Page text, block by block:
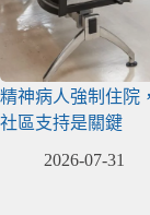
精神病人強制住院
社區支持是關鍵
2026-07-31